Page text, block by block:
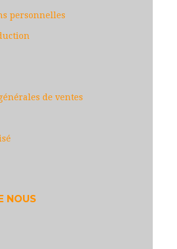
personnelles
de ventes
NOUS